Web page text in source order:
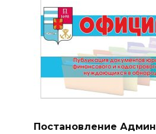
Постановление